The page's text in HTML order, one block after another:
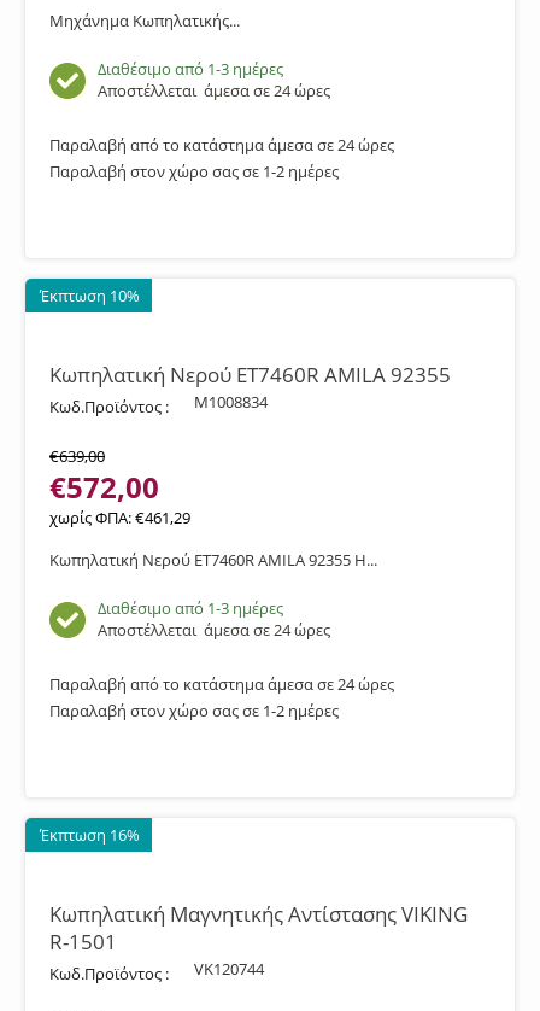
Μηχάνημα Κωπηλατικής...
Διαθέσιμο από 1-3 ημέρες
Αποστέλλεται άμεσα σε 24 ώρες
Παραλαβή από το κατάστημα άμεσα σε 24 ώρες
Παραλαβή στον χώρο σας σε 1-2 ημέρες
Έκπτωση 10%
Κωπηλατική Νερού ET7460R AMILA 92355
Κωδ.Προϊόντος : M1008834
€639,00
€572,00
χωρίς ΦΠΑ:€461,29
Κωπηλατική Νερού ET7460R AMILA 92355 Η...
Διαθέσιμο από 1-3 ημέρες
Αποστέλλεται άμεσα σε 24 ώρες
Παραλαβή από το κατάστημα άμεσα σε 24 ώρες
Παραλαβή στον χώρο σας σε 1-2 ημέρες
Έκπτωση 16%
Κωπηλατική Μαγνητικής Αντίστασης VIKING
R-1501
Κωδ.Προϊόντος : VK120744